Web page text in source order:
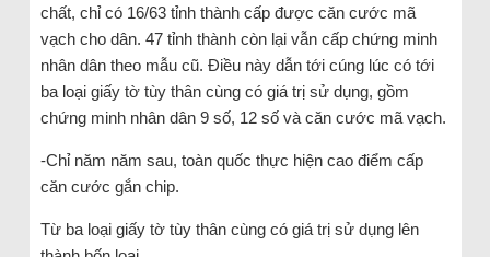
chất, chỉ có 16/63 tỉnh thành cấp được căn cước mã
vạch cho dân. 47 tỉnh thành còn lại vẫn cấp chứng minh
nhân dân theo mẫu cũ. Điều này dẫn tới cúng lúc có tới
ba loại giấy tờ tùy thân cùng có giá trị sử dụng, gồm
chứng minh nhân dân 9 số, 12 số và căn cước mã vạch.
-Chỉ năm năm sau, toàn quốc thực hiện cao điểm cấp
căn cước gắn chip.
Từ ba loại giấy tờ tùy thân cùng có giá trị sử dụng lên